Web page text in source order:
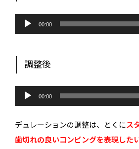
音
プ
ヤ
00:00
調整後
音
プ
ー
ヤ
ー
00:00
デュレーションの調整は、とくにス
歯切れの良いコンピングを表現した